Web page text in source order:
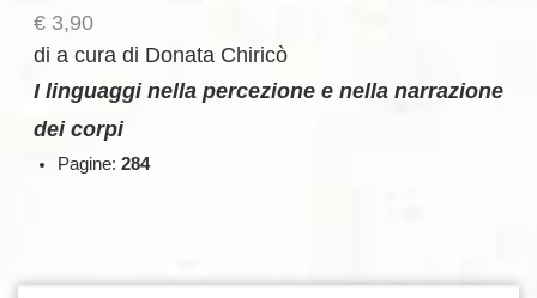
€ 3,90
di a cura di Donata Chiricò
I linguaggi nella percezione e nella narrazione
dei corpi
Pagine: 284